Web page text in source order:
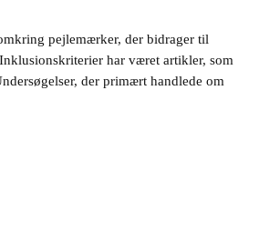
pejlemærker, der bidrager til
har været artikler, som
der primært handlede om